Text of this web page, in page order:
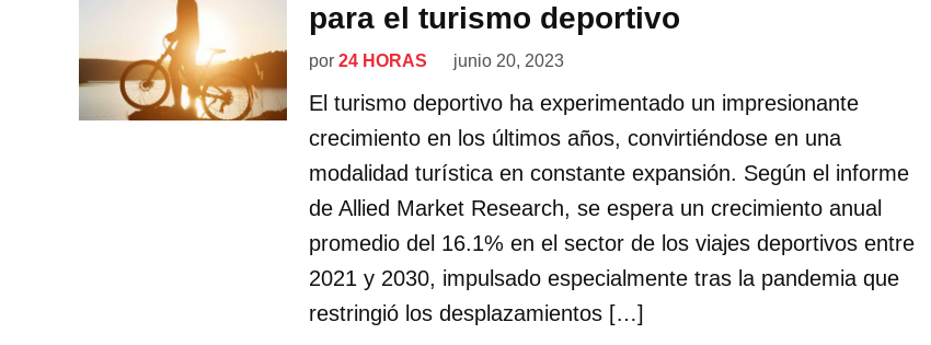
para el turismo deportivo
por 24 HORAS junio 20, 2023
El turismo deportivo ha experimentado un impresionante
crecimiento en los últimos años, convirtiéndose en una
modalidad turística en constante expansión. Según el informe
de Allied Market Research, se espera un crecimiento anual
promedio del 16.1% en el sector de los viajes deportivos entre
2021 y 2030, impulsado especialmente tras la pandemia que
restringió los desplazamientos […]